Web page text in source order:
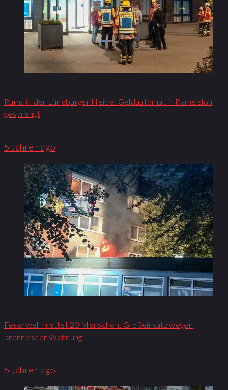
Rums in der Lüneburger Heide: Geldautomat in Ramelsloh
gesprengt
5 Jahren ago
Feuerwehr rettet 20 Menschen: Großeinsatz wegen
brennender Wohnung​
5 Jahren ago